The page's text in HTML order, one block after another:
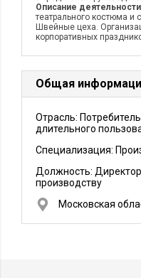
Описание
театрального костюма и
Швейные цеха.
корпоративных
Общая
Отрасль:
длительного
Специализация:
Должность:
производству
Московская